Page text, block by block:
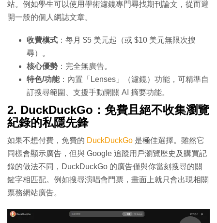
站。例如學生可以使用學術濾鏡專門尋找期刊論文，從而避
開一般的個人網誌文章。
收費模式 ：每月 $5 美元起（或 $10 美元無限次搜
尋）。
核心優勢 ：完全無廣告。
特色/功能：內置「Lenses」（濾鏡）功能，可精準自
訂搜尋範圍、支援手動開關 AI 摘要功能。
2. DuckDuckGo：免費且絕不收集瀏覽
紀錄的私隱先鋒
如果不想付費，免費的 DuckDuckGo 是極佳選擇。雖然它
同樣會顯示廣告，但與 Google 追蹤用戶瀏覽歷史及購買記
錄的做法不同，DuckDuckGo 的廣告僅與你當刻搜尋的關
鍵字相匹配。例如搜尋演唱會門票，畫面上就只會出現相關
票務網站廣告。